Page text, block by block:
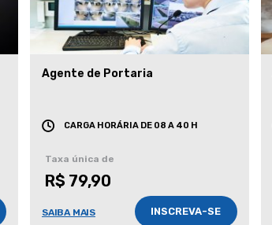
Agente de Portaria
CARGA HORÁRIA DE 08 A 40 H
Taxa única de
R$ 79,90
SAIBA MAIS INSCREVA-SE